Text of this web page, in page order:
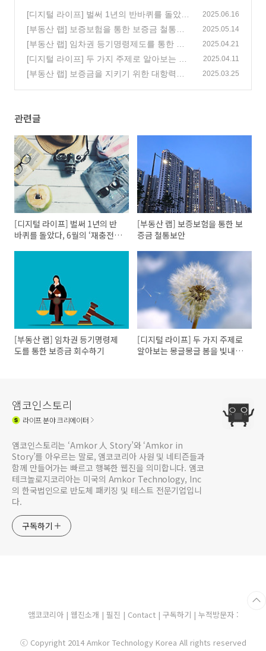
[디지털 라이프] 벌써 1년의 반바퀴를 돌았다,
6월의 ‘재충전’ IT
(7)
2025.06.16
[부동산 랩] 보증보험을 통한 보증금 철통보
안
(1)
2025.05.14
[부동산 랩] 임차권 등기명령제도를 통한 보
증금 회수하기
(0)
2025.04.21
[디지털 라이프] 두 가지 주제로 알아보는 몽
글몽글 봄을 빛내주는 IT
(5)
2025.04.11
[부동산 랩] 보증금을 지키기 위한 대항력과
2025.03.25
관련글
[디지털 라이프] 벌써 1년의 반
바퀴를 돌았다, 6월의 ‘재충전’
[부동산 랩] 보증보험을 통한 보
증금 철통보안
[부동산 랩] 임차권 등기명령제
도를 통한 보증금 회수하기
[디지털 라이프] 두 가지 주제로
알아보는 몽글몽글 봄을 빛내주
앰코인스토리
라이프분야 크리에이터
앰코인스토리는 ‘Amkor 人 Story’와 ‘Amkor in
Story’를 아우르는 말로, 앰코코리아 사원 및 네티즌들과
함께 만들어가는 빠르고 행복한 웹진을 의미합니다. 앰코
테크놀로지코리아는 미국의 Amkor Technology, Inc
의 한국법인으로 반도체 패키징 및 테스트 전문기업입니
다.
구독하기
앰코코리아| 웹진소개 | 필진 | Contact | 구독하기 | 누적방문자 :
ⓒ Copyright 2014 Amkor Technology Korea All rights reserved